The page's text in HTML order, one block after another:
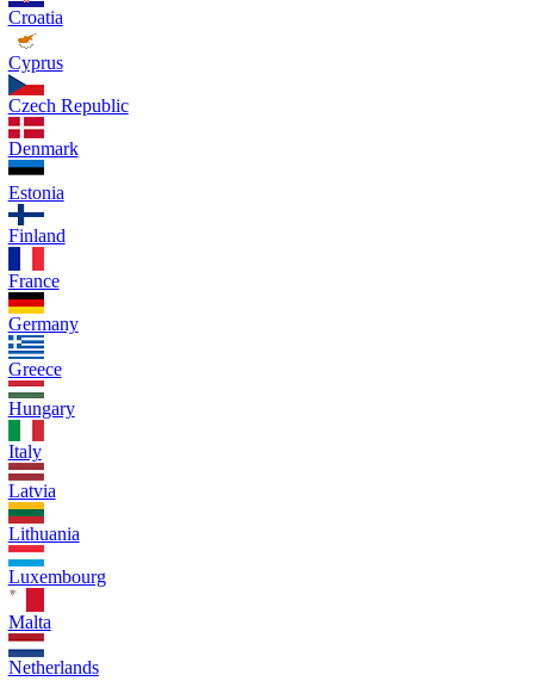
Croatia
Cyprus
Czech Republic
Denmark
Estonia
Finland
France
Germany
Greece
Hungary
Italy
Latvia
Lithuania
Luxembourg
Malta
Netherlands